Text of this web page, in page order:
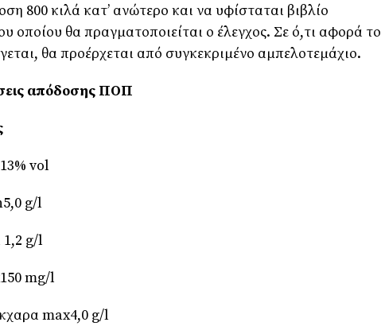
800 κιλά κατ’ ανώτερο και να υφίσταται βιβλίο
οποίου θα πραγματοποιείται ο έλεγχος. Σε ό,τι αφορά το
θα προέρχεται από συγκεκριμένο αμπελοτεμάχιο.
απόδοσης ΠΟΠ
vol
g/l
1,2 g/l
mg/l
max4,0 g/l